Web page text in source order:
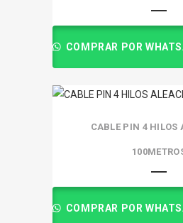
COMPRAR POR
CABLE PIN 4 HILOS
COMPRAR POR